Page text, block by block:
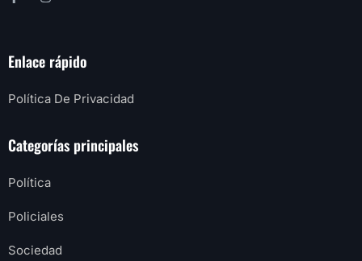
Enlace rápido
Política De Privacidad
Categorías principales
Política
Policiales
Sociedad